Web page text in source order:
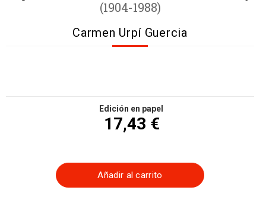
(1904-1988)
Carmen Urpí Guercia
Edición en papel
17,43 €
Añadir al carrito